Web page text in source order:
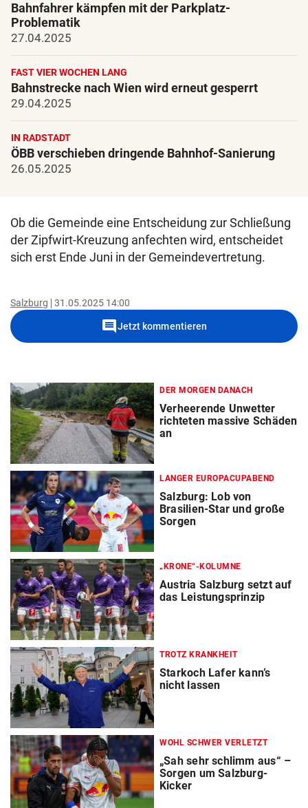
Bahnfahrer kämpfen mit der Parkplatz-
Problematik
27.04.2025
FAST VIER WOCHEN LANG
Bahnstrecke nach Wien wird erneut gesperrt
29.04.2025
IN RADSTADT
ÖBB verschieben dringende Bahnhof-Sanierung
26.05.2025
Ob die Gemeinde eine Entscheidung zur Schließung
der Zipfwirt-Kreuzung anfechten wird, entscheidet
sich erst Ende Juni in der Gemeindevertretung.
Salzburg 31.05.2025 14:00
commentJetzt kommentieren
DER MORGEN DANACH
Verheerende Unwetter
richteten massive Schäden
an
LANGER EUROPACUPABEND
Salzburg: Lob von
Brasilien-Star und große
Sorgen
„KRONE“-KOLUMNE
Austria Salzburg setzt auf
das Leistungsprinzip
TROTZ KRANKHEIT
Starkoch Lafer kann’s
nicht lassen
WOHL SCHWER VERLETZT
„Sah sehr schlimm aus“ –
Sorgen um Salzburg-
Kicker